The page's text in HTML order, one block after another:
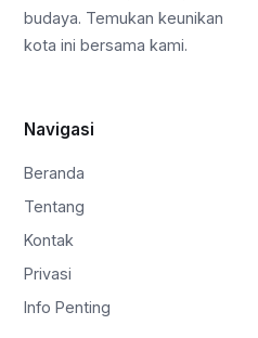
budaya. Temukan keunikan
kota ini bersama kami.
Navigasi
Beranda
Tentang
Kontak
Privasi
Info Penting